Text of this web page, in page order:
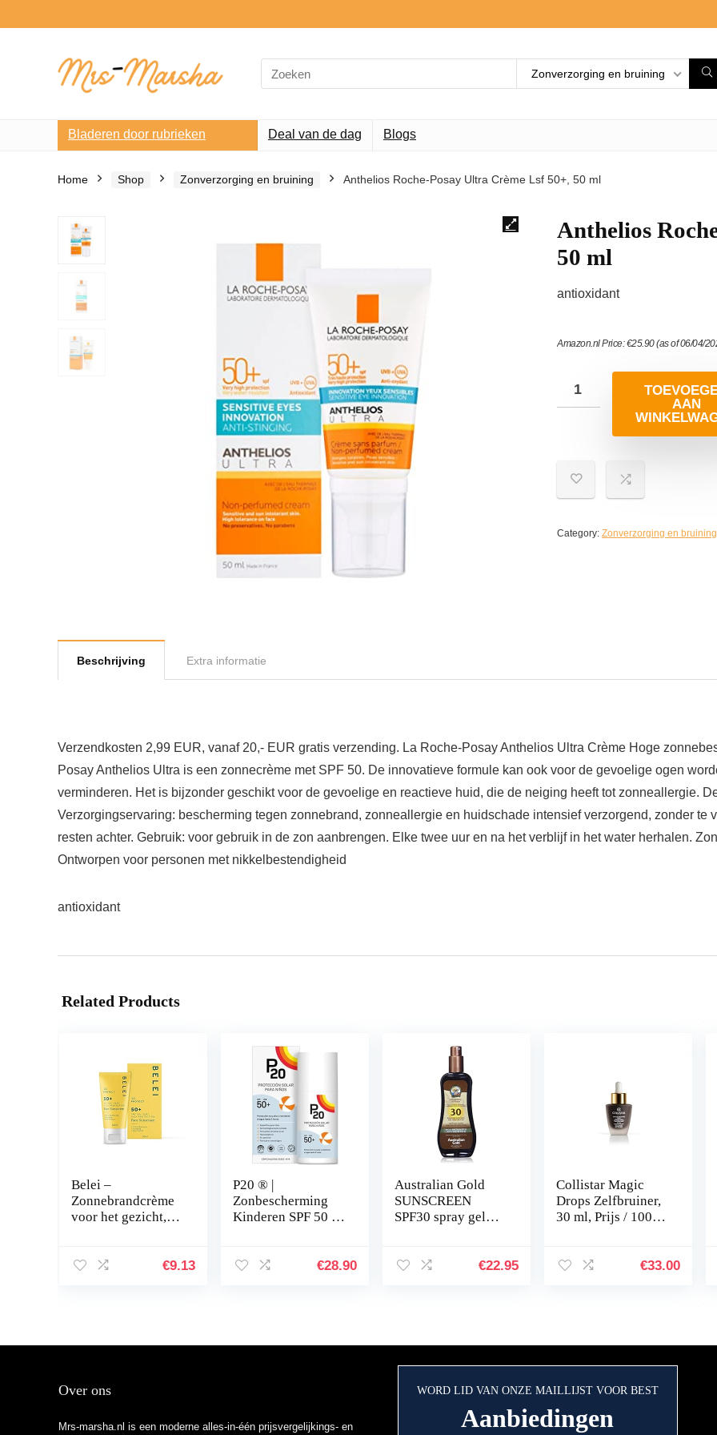
Search
for:
Zonverzorging en bruining
Bladeren door rubrieken Deal van de dag Blogs
Home Shop Zonverzorging en bruining Anthelios Roche-Posay Ultra Crème Lsf 50+, 50 ml
Anthelios
50 ml
antioxidant
Amazon.nl Price:€25.90(as of 06/04/
AAN
Category: Zonverzorging en bruining
Beschrijving Extra informatie
Verzendkosten 2,99 EUR, vanaf 20,- EUR gratis verzending. La Roche-Posay Anthelios Ultra Crème Hoge
Posay Anthelios Ultra is een zonnecrème met SPF 50. De innovatieve formule kan ook voor de gevoelige ogen
verminderen. Het is bijzonder geschikt voor de gevoelige en reactieve huid, die de neiging heeft tot zonneallergie.
Verzorgingservaring: bescherming tegen zonnebrand, zonneallergie en huidschade intensief verzorgend, zonder te
resten achter. Gebruik: voor gebruik in de zon aanbrengen. Elke twee uur en na het verblijf in het water herhalen.
Ontworpen voor personen met nikkelbestendigheid
antioxidant
Related Products
Belei –
Zonnebrandcrème
voor het gezicht,
veroudering, 50 ml
€9.13
P20 ® |
Zonbescherming
Kinderen SPF 50 |
50 in spray formaat
€28.90
Australian Gold
SUNSCREEN
SPF30 spray gel
€22.95
Collistar Magic
Drops Zelfbruiner,
30 ml, Prijs / 100
€33.00
Over ons
Mrs-marsha.nl is een moderne alles-in-één prijsvergelijkings- en
WORD LID VAN ONZE MAILLIJST VOOR BEST
Aanbiedingen